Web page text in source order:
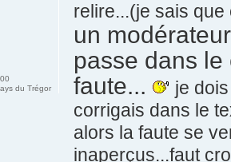
relire...(je sais
un
passe dans
faute...
je
corrigais dans le
alors la faute se
inaperçus...faut
du Trégor